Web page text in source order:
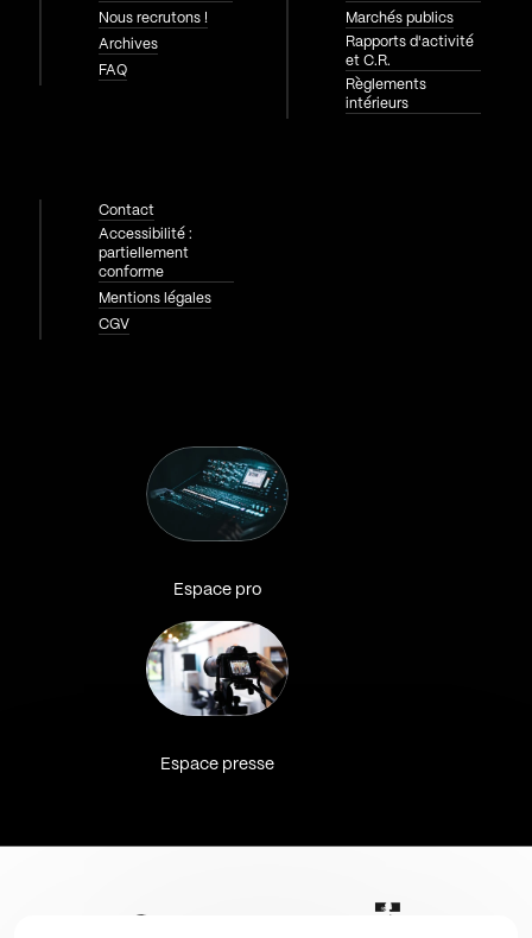
Nous recrutons !
Archives
FAQ
Marchés publics
Rapports d'activité
et C.R.
Règlements
intérieurs
Contact
Accessibilité :
partiellement
conforme
Mentions légales
CGV
Espace pro
Espace presse